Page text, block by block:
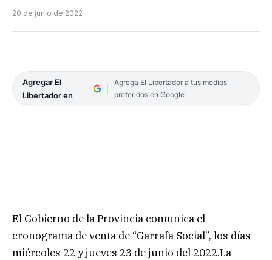
20 de junio de 2022
Agregar El
Libertador en
Agrega El Libertador a tus medios
preferidos en Google
El Gobierno de la Provincia comunica el
cronograma de venta de “Garrafa Social”, los días
miércoles 22 y jueves 23 de junio del 2022.La